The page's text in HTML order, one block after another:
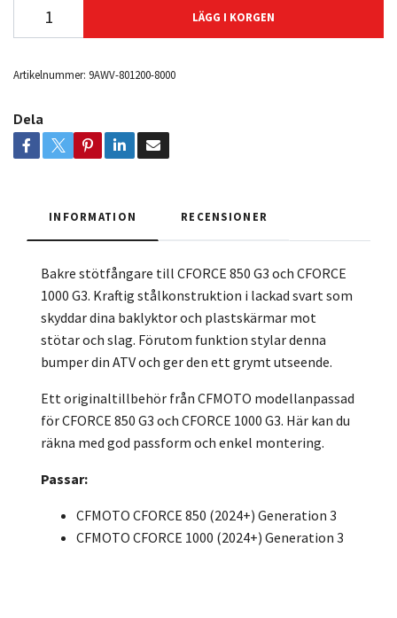
LÄGG I KORGEN
Artikelnummer: 9AWV-801200-8000
Dela
INFORMATION RECENSIONER
Bakre stötfångare till CFORCE 850 G3 och CFORCE
1000 G3. Kraftig stålkonstruktion i lackad svart som
skyddar dina baklyktor och plastskärmar mot
stötar och slag. Förutom funktion stylar denna
bumper din ATV och ger den ett grymt utseende.
Ett originaltillbehör från CFMOTO modellanpassad
för CFORCE 850 G3 och CFORCE 1000 G3. Här kan du
räkna med god passform och enkel montering.
Passar:
CFMOTO CFORCE 850 (2024+) Generation 3
CFMOTO CFORCE 1000 (2024+) Generation 3